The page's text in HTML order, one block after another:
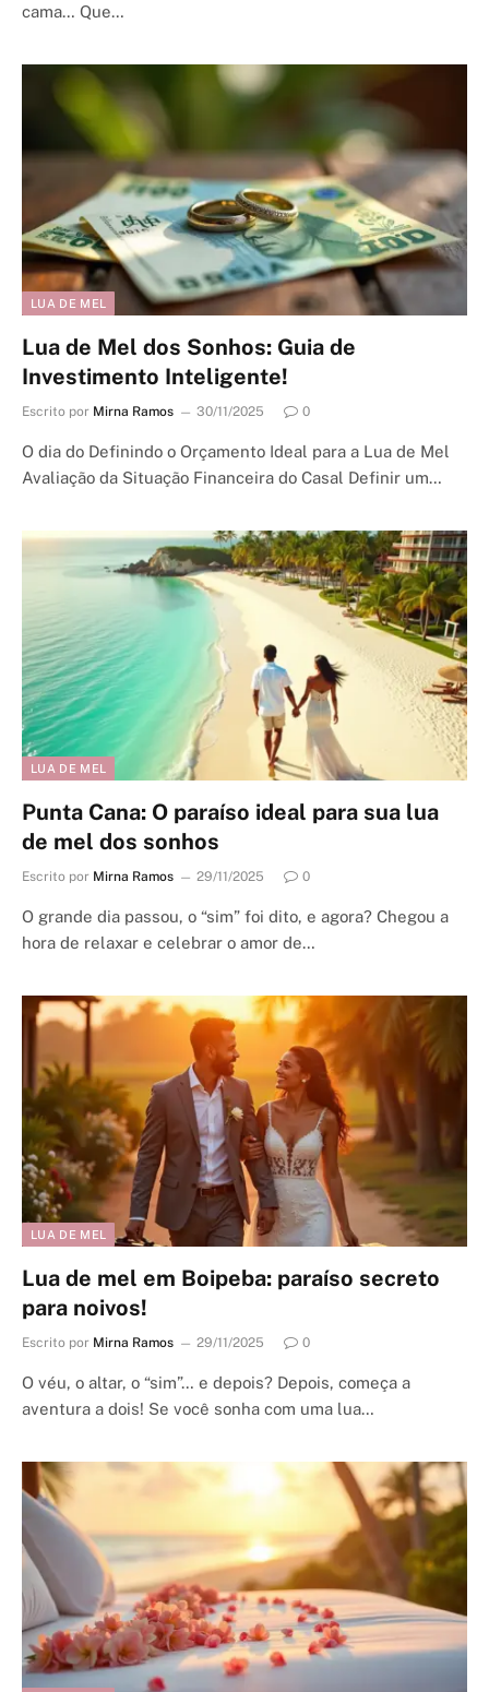
cama… Que…
LUA DE MEL
Lua de Mel dos Sonhos: Guia de
Investimento Inteligente!
Escrito por Mirna Ramos 30/11/2025 0
O dia do Definindo o Orçamento Ideal para a Lua de Mel
Avaliação da Situação Financeira do Casal Definir um…
LUA DE MEL
Punta Cana: O paraíso ideal para sua lua
de mel dos sonhos
Escrito por Mirna Ramos 29/11/2025 0
O grande dia passou, o “sim” foi dito, e agora? Chegou a
hora de relaxar e celebrar o amor de…
LUA DE MEL
Lua de mel em Boipeba: paraíso secreto
para noivos!
Escrito por Mirna Ramos 29/11/2025 0
O véu, o altar, o “sim”… e depois? Depois, começa a
aventura a dois! Se você sonha com uma lua…